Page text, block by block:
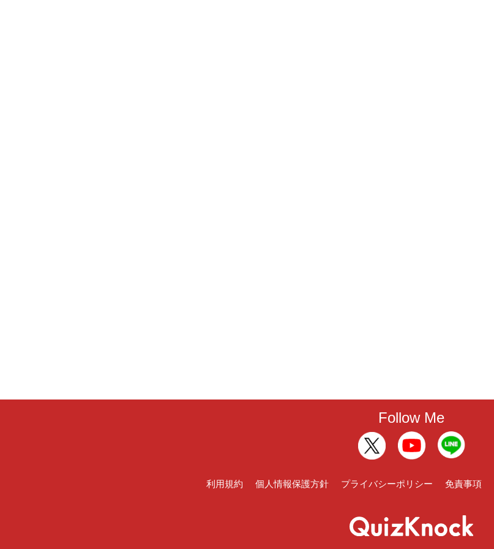
Follow Me
利用規約 個人情報保護方針 プライバシーポリシー 免責事項